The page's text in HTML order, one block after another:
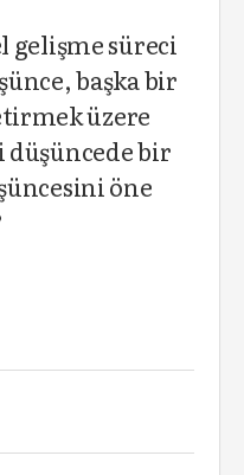
süreci
başka bir
üzere
düşüncede bir
öne